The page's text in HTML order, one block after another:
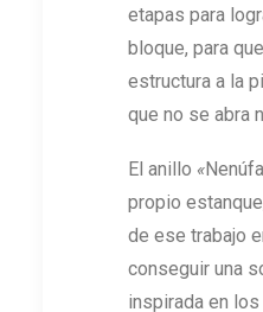
etapas para
bloque, para
estructura a la
que no se abra
El anillo «
propio
de ese trabajo
conseguir una
inspirada en